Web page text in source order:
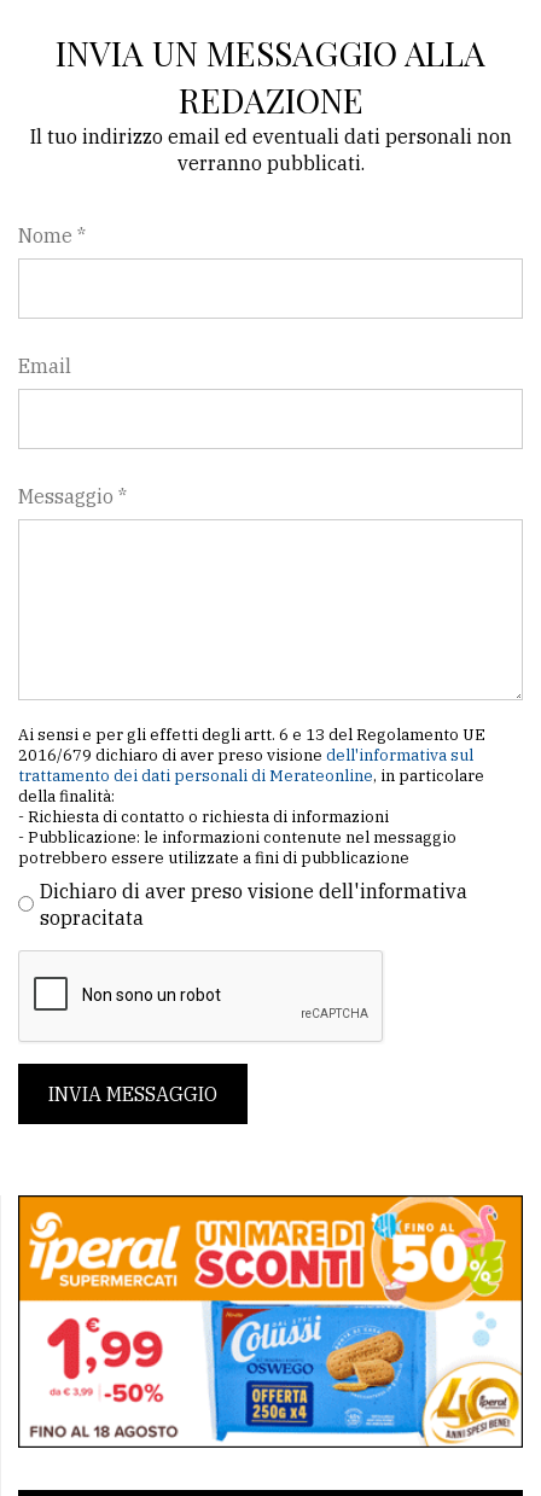
INVIA UN MESSAGGIO ALLA
REDAZIONE
Il tuo indirizzo email ed eventuali dati personali non
verranno pubblicati.
Nome *
Email
Messaggio *
Ai sensi e per gli effetti degli artt. 6 e 13 del Regolamento UE
2016/679 dichiaro di aver preso visione dell'informativa sul
trattamento dei dati personali di Merateonline, in particolare
della finalità:
- Richiesta di contatto o richiesta di informazioni
- Pubblicazione: le informazioni contenute nel messaggio
potrebbero essere utilizzate a fini di pubblicazione
Dichiaro di aver preso visione dell'informativa
sopracitata
INVIA MESSAGGIO